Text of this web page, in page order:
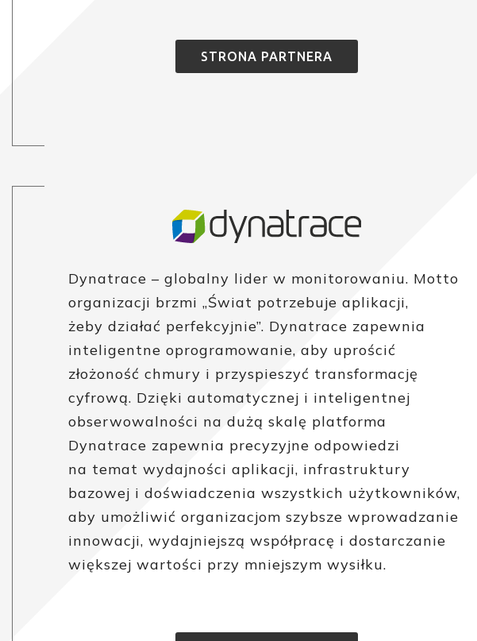
STRONA PARTNERA
Dynatrace – globalny lider w monitorowaniu. Motto
organizacji brzmi „Świat potrzebuje aplikacji,
żeby działać perfekcyjnie”. Dynatrace zapewnia
inteligentne oprogramowanie, aby uprościć
złożoność chmury i przyspieszyć transformację
cyfrową. Dzięki automatycznej i inteligentnej
obserwowalności na dużą skalę platforma
Dynatrace zapewnia precyzyjne odpowiedzi
na temat wydajności aplikacji, infrastruktury
bazowej i doświadczenia wszystkich użytkowników,
aby umożliwić organizacjom szybsze wprowadzanie
innowacji, wydajniejszą współpracę i dostarczanie
większej wartości przy mniejszym wysiłku.